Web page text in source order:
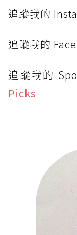
追蹤我的
追蹤我的
追蹤我的
Picks